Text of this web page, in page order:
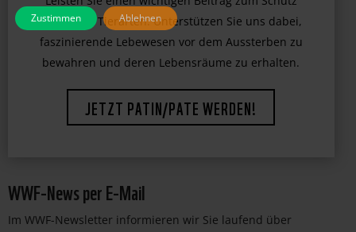
Leisten Sie einen wichtigen Beitrag zum Schutz
bedrohter Tierarten. Unterstützen Sie uns dabei,
JETZT PATIN/PATE WERDEN!
WWF-News per E-Mail
Im WWF-Newsletter informieren wir Sie laufend über
Zustimmen Ablehnen